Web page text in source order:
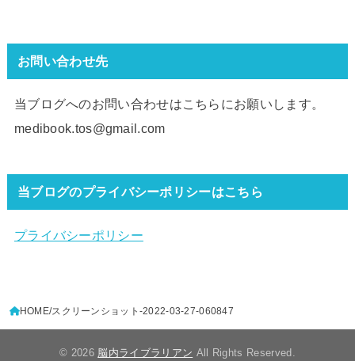
お問い合わせ先
当ブログへのお問い合わせはこちらにお願いします。
medibook.tos@gmail.com
当ブログのプライバシーポリシーはこちら
プライバシーポリシー
HOME スクリーンショット-2022-03-27-060847
© 2026 脳内ライブラリアン All Rights Reserved.